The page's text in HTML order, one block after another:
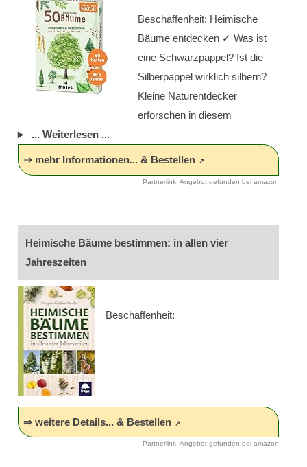
Beschaffenheit: Heimische
Bäume entdecken ✓ Was ist
eine Schwarzpappel? Ist die
Silberpappel wirklich silbern?
Kleine Naturentdecker
erforschen in diesem
... Weiterlesen ...
⇒ mehr Informationen... & Bestellen
Partnerlink, Angebot gefunden bei amazon
Heimische Bäume bestimmen: in allen vier
Jahreszeiten
Beschaffenheit:
⇒ weitere Details... & Bestellen
Partnerlink, Angebot gefunden bei amazon